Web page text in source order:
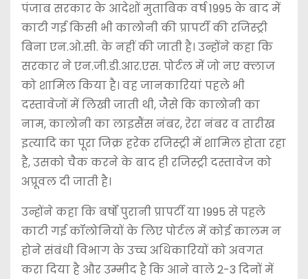
पंजाब सरकार के आदेशों मुताबिक वर्ष 1995 के बाद में
काटी गई किसी भी कालोनी की प्रापर्टी की रजिस्ट्री
बिना एन.ओ.सी. के नहीं की जाती है। उन्होंने कहा कि
सरकार ने एन.जी.डी.आर.एस. पोर्टल में जो नए क्लाज
को शामिल किया है। वह जानकारियां पहले भी
दस्तावेजों में लिखी जाती थी, जैसे कि कालोनी का
नाम, कालोनी का लाइसैंस नंबर, रेरा नंबर व तारीख
इत्यादि का पूरा जिक्र हरेक रजिस्ट्री में शामिल होता रहा
है, उसको चैक करने के बाद ही रजिस्ट्री दस्तावेज को
अप्रूवल दी जाती है।
उन्होंने कहा कि बर्षों पुरानी प्रापर्टी या 1995 से पहले
काटी गई कॉलोनियों के लिए पोर्टल में कोई कालम न
होने संबंधी विभाग के उच्च अधिकारियों को अवगत
करा दिया है और उम्मीद है कि आने वाले 2-3 दिनों में